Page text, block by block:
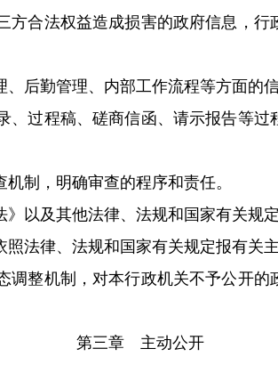
合法权益造成损害的政府信息，行
后勤管理、内部工作流程等方面的信
过程稿、磋商信函、请示报告等过
制，明确审查的程序和责任。
以及其他法律、法规和国家有关规
法律、法规和国家有关规定报有关
整机制，对本行政机关不予公开的
第三章 主动公开